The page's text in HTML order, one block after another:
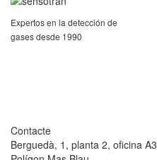
Expertos en la detección de
gases desde 1990
Contacte
Berguedà, 1, planta 2, oficina A3